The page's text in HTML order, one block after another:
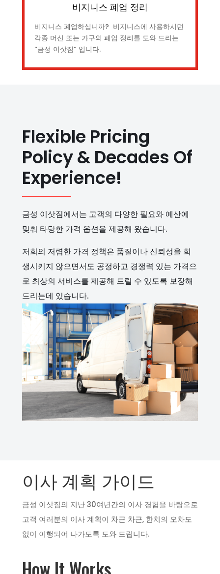
비지니스 폐업 정리
비지니스 폐업하십니까? 비지니스에 사용하시던
각종 머신 또는 가구의 폐업 정리를 도와 드리는
“금성 이삿짐” 입니다.
Flexible Pricing
Policy & Decades Of
Experience!
금성 이삿짐에서는 고객의 다양한 필요와 예산에
맞춰 타당한 가격 옵션을 제공해 왔습니다.
저희의 저렴한 가격 정책은 품질이나 신뢰성을 희
생시키지 않으면서도 공정하고 경쟁력 있는 가격으
로 최상의 서비스를 제공해 드릴 수 있도록 보장해
드리는데 있습니다.
이사 계획 가이드
금성 이삿짐의 지난 30여년간의 이사 경험을 바탕으로
고객 여러분의 이사 계획이 차근 차근, 한치의 오차도
없이 이행되어 나가도록 도와 드립니다.
How It Works